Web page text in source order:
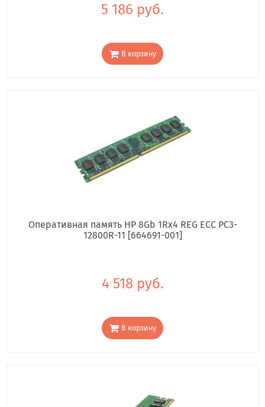
5 186 руб.
В корзину
Оперативная память HP 8Gb 1Rx4 REG ECC PC3-
12800R-11 [664691-001]
4 518 руб.
В корзину